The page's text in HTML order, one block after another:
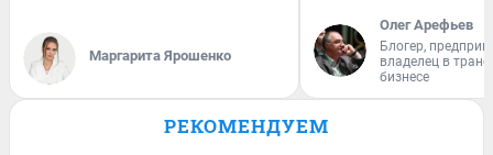
Маргарита Ярошенко
Олег Арефьев
Блогер,
владелец в
бизнесе
РЕКОМЕНДУЕМ